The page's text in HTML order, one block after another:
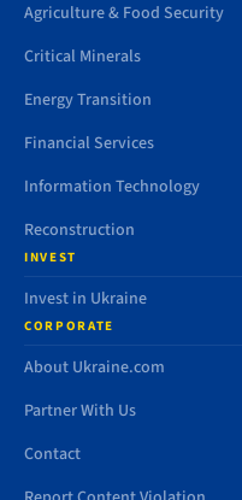
Agriculture & Food Security
Critical Minerals
Energy Transition
Financial Services
Information Technology
Reconstruction
INVEST
Invest in Ukraine
CORPORATE
About Ukraine.com
Partner With Us
Contact